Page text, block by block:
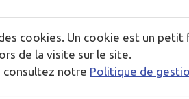
cookies. Un cookie est un petit
de la visite sur le site.
consultez notre Politique de